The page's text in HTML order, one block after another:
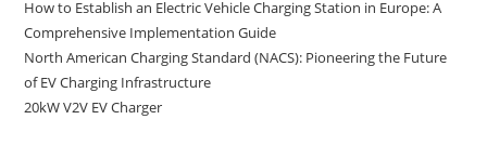
How to Establish an Electric Vehicle Charging Station in Europe: A
Comprehensive Implementation Guide
North American Charging Standard (NACS): Pioneering the Future
of EV Charging Infrastructure
20kW V2V EV Charger